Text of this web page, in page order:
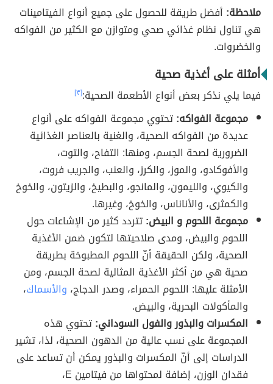
ملاحظة: أفضل طريقة للحصول على جميع أنواع الفيتامينات
هي تناول نظام غذائي صحي ومتوازن مع الكثير من الفواكه
والخضروات.
أمثلة على أغذية صحية
فيما يلي نذكر بعض أنواع الأطعمة الصحية:[٣]
مجموعة الفواكه:تحتوي مجموعة الفواكه على أنواع
عديدة من الفواكه الصحية، والغنية بالعناصر الغذائية
الضرورية لصحة الجسم، ومنها: التفاح، والتوت،
والأفوكادو، والموز، والكرز، والعنب، والجريب فروت،
والكيوي، والليمون، والمانجو، والبطيخ، والزيتون، والخوخ
والكمثرى، والأناناس، والخوخ، وغيرها.
مجموعة اللحوم و البيض:تتردد كثير من الإشاعات حول
اللحوم والبيض، ومدى صلاحيتها لتكون ضمن الأغذية
الصحية، ولكن الحقيقة أنّ اللحوم المطبوخة بطريقة
صحية هي من أكثر الأغذية المثالية لصحة الجسم، ومن
الأمثلة عليها: اللحوم الحمراء، وصدر الدجاج، والأسماك،
والمأكولات البحرية، والبيض.
المكسرات والبذور والفول السوداني:تحتوي هذه
المجموعة على نسب عالية من الدهون الصحية، لذا، تشير
الدراسات إلى أنّ المكسرات والبذور يمكن أن تساعد على
فقدان الوزن، إضافة لمحتواها من فيتامين E،